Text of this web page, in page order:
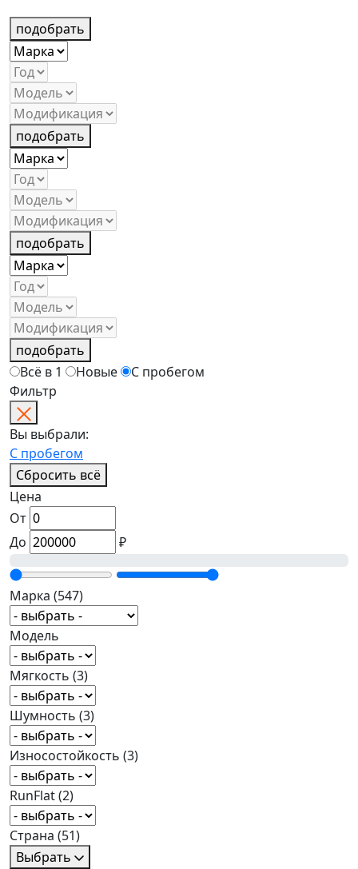
подобрать
подобрать
подобрать
подобрать
Всё в 1
Новые
С пробегом
Фильтр
Вы выбрали:
С пробегом
Сбросить всё
Цена
От
До
₽
Марка (547)
Модель
Мягкость (3)
Шумность (3)
Износостойкость (3)
RunFlat(2)
Страна (51)
Выбрать